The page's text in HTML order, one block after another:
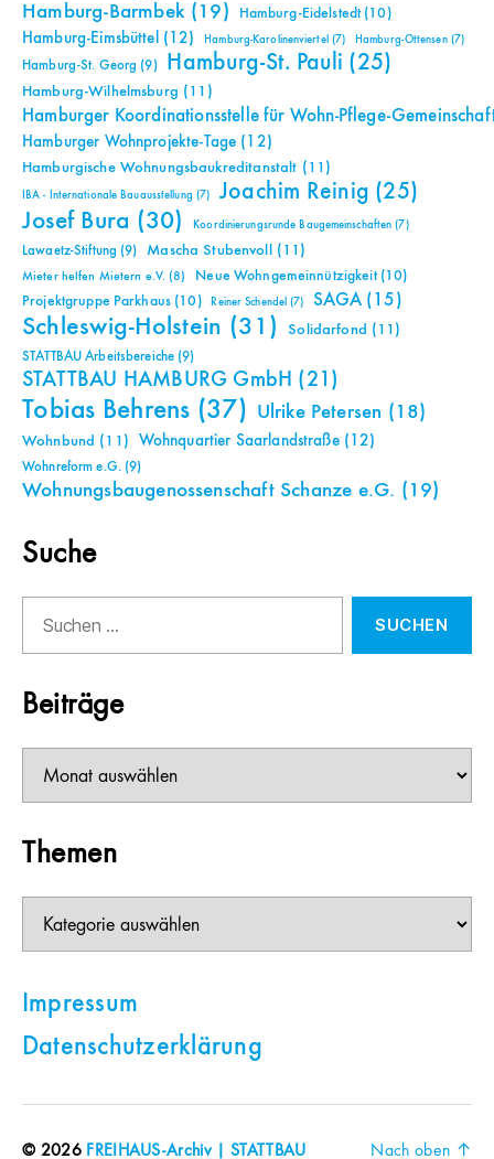
Hamburg-Barmbek(19) Hamburg-Eidelstedt(10)
Hamburg-Eimsbüttel (12) Hamburg-Karolinenviertel (7) Hamburg-Ottensen(7)
Hamburg-St. Georg (9) Hamburg-St. Pauli (25)
Hamburg-Wilhelmsburg (11)
Hamburger Koordinationsstelle für Wohn-Pflege-
Hamburger Wohnprojekte-Tage (12)
Hamburgische Wohnungsbaukreditanstalt (11)
IBA - Internationale Bauausstellung (7) Joachim Reinig (25)
Josef Bura (30) Koordinierungsrunde Baugemeinschaften (7)
Lawaetz-Stiftung (9) Mascha Stubenvoll (11)
Mieter helfen Mietern e.V. (8) Neue Wohngemeinnützigkeit(10)
Projektgruppe Parkhaus (10) Reiner Schendel (7) SAGA(15)
Schleswig-Holstein (31) Solidarfond (11)
STATTBAU Arbeitsbereiche (9)
STATTBAU HAMBURG GmbH (21)
Tobias Behrens (37) Ulrike Petersen (18)
Wohnbund (11) Wohnquartier Saarlandstraße(12)
Wohnreform e.G.(9)
Wohnungsbaugenossenschaft Schanze e.G. (19)
Suche
nach:
Beiträge
Themen
Impressum
Datenschutzerklärung
© 2026 FREIHAUS-Archiv | STATTBAU
Nach oben ↑